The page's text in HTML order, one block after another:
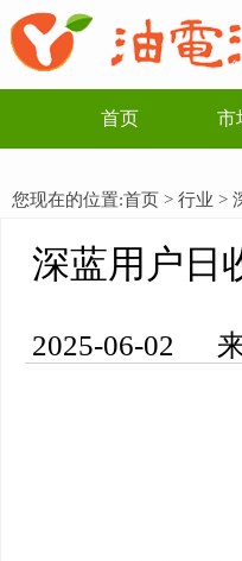
首页 市
您现在的位置:首页 > 行业 >
深蓝用户